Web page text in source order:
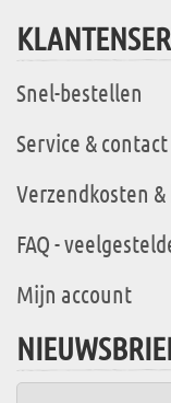
Snel-bestellen
Service & contact
Verzendkosten
FAQ -
Mijn account